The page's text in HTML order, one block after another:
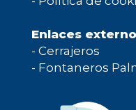
Enlaces
- Cerrajeros
- Fontaneros